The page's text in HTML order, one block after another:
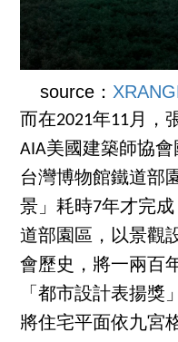
source：
而在2021年11月，
AIA美國建築師協
台灣博物館鐵道部
景」耗時7年才完
道部園區，以景觀
會歷史，將一兩百
「都市設計表揚獎
將住宅平面依九宮